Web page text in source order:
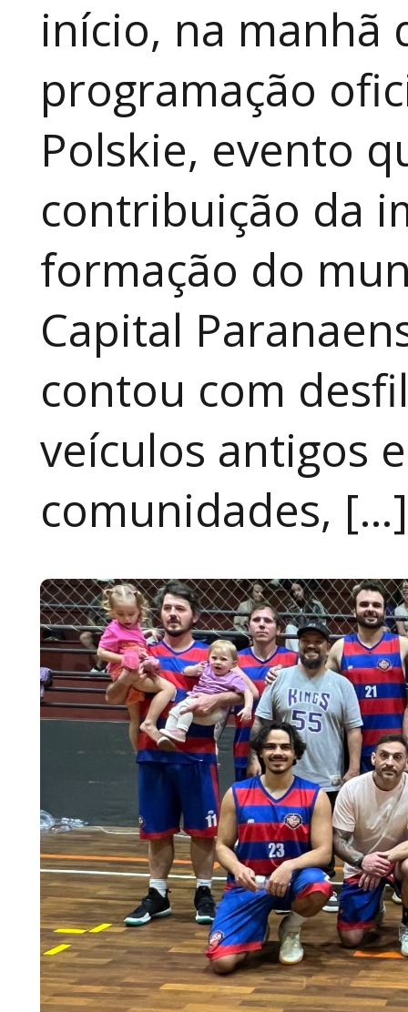
início, na manhã
programação
Polskie, evento
contribuição da
formação do
Capital
contou com
veículos antigos
comunidades, […]